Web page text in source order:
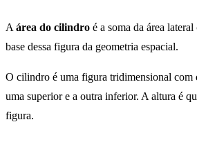
A área do cilindro é a soma da área
base dessa figura da geometria espacial.
O cilindro é uma figura tridimensional com
uma superior e a outra inferior. A altura é
figura.